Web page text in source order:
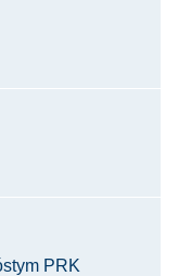
PRK